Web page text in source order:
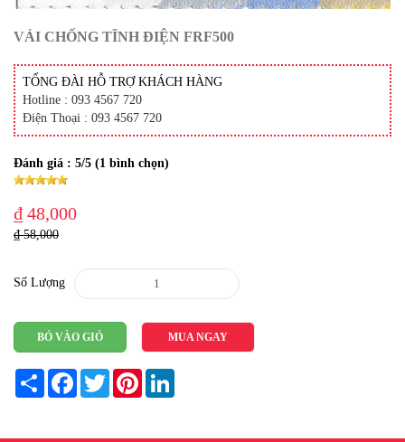
VẢI CHỐNG TĨNH ĐIỆN FRF500
TỔNG ĐÀI HỖ TRỢ KHÁCH HÀNG
Hotline : 093 4567 720
Điện Thoại : 093 4567 720
Đánh giá : 5/5 (1 bình chọn)
₫ 48,000
₫ 58,000
Số Lượng
BỎ VÀO GIỎ MUA NGAY
Share FacebookTwitterPinterest